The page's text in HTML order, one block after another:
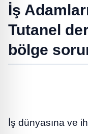
İş
Tutanel
bölge
İş dünyasına ve